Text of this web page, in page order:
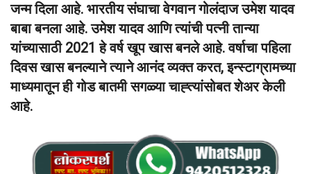
जन्म दिला आहे. भारतीय संघाचा वेगवान गोलंदाज उमेश यादव
बाबा बनला आहे. उमेश यादव आणि त्यांची पत्नी तान्या
यांच्यासाठी 2021 हे वर्ष खूप खास बनले आहे. वर्षाचा पहिला
दिवस खास बनल्याने त्याने आनंद व्यक्त करत, इन्स्टाग्रामच्या
माध्यमातून ही गोड बातमी सगळ्या चाह्त्यांसोबत शेअर केली
आहे.